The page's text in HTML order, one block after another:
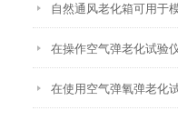
自然通风老化箱可用于
在操作空气弹老化试验
在使用空气弹氧弹老化